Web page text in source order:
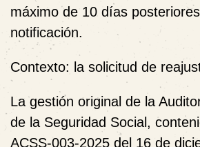
máximo de 10 días
notificación.
Contexto: la solicitud de
La gestión original de la
de la Seguridad Social,
ACSS-003-2025 del 16 de